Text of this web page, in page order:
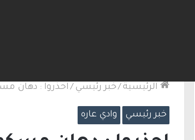
ويغادر “يش عتيد”.. وترقب لوجهته
الرئيسية /خبر رئيسي / احذروا : دهان
خبر رئيسي وادي عاره